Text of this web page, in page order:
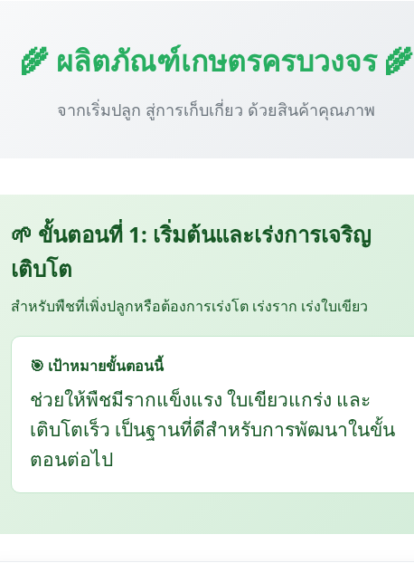
🌾 ผลิตภัณฑ์เกษตรครบวงจร 🌾
จากเริ่มปลูก สู่การเก็บเกี่ยว ด้วยสินค้าคุณภาพ
🌱 ขั้นตอนที่ 1: เริ่มต้นและเร่งการเจริญ
เติบโต
สำหรับพืชที่เพิ่งปลูกหรือต้องการเร่งโต เร่งราก เร่งใบเขียว
🎯 เป้าหมายขั้นตอนนี้
ช่วยให้พืชมีรากแข็งแรง ใบเขียวแกร่ง และ
เติบโตเร็ว เป็นฐานที่ดีสำหรับการพัฒนาในขั้น
ตอนต่อไป